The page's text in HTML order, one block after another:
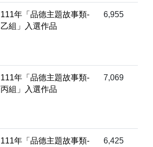
111年「品德主題故事類-
乙組」入選作品
6,955
111年「品德主題故事類-
丙組」入選作品
7,069
111年「品德主題故事類-
6,425